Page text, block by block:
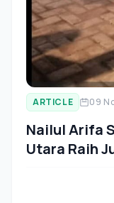
ARTICLE 09
Nailul Arifa
Utara Raih